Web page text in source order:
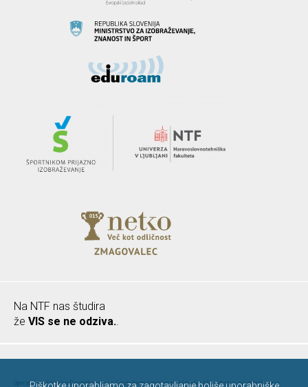
Na NTF nas študira
že VIS se ne odziva.
Operacijo sofinancira Evropska unija iz Evropskega socialnega sklada ter Ministrstvo za izobraževanje,